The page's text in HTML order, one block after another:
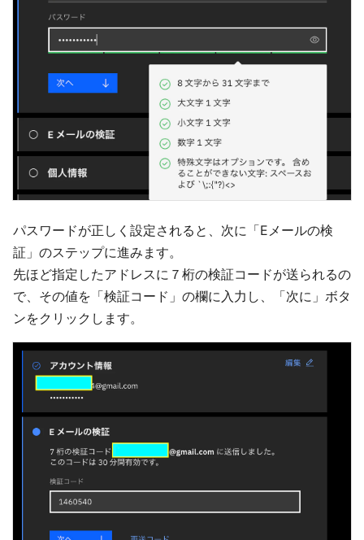
パスワードが正しく設定されると、次に「Eメールの検
証」のステップに進みます。
先ほど指定したアドレスに７桁の検証コードが送られるの
で、その値を「検証コード」の欄に入力し、「次に」ボタ
ンをクリックします。